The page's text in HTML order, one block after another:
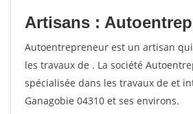
Artisans :
Autoentrepreneur est un artisan
les travaux de . La société
spécialisée dans les travaux de et
Ganagobie 04310 et ses environs.